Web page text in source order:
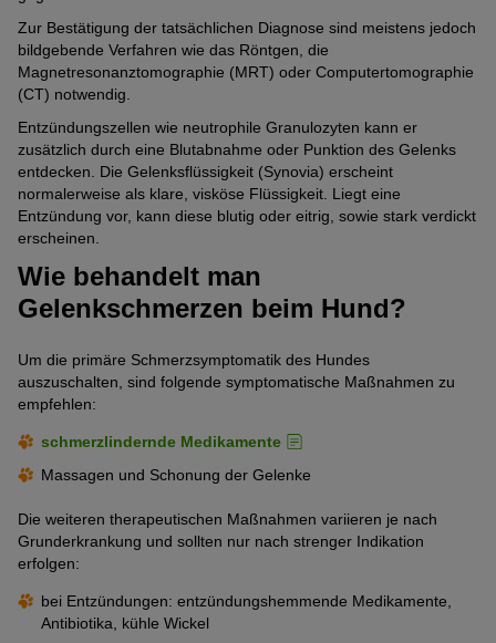
Zur Bestätigung der tatsächlichen Diagnose sind meistens jedoch
bildgebende Verfahren wie das Röntgen, die
Magnetresonanztomographie (MRT) oder Computertomographie
(CT) notwendig.
Entzündungszellen wie neutrophile Granulozyten kann er
zusätzlich durch eine Blutabnahme oder Punktion des Gelenks
entdecken. Die Gelenksflüssigkeit (Synovia) erscheint
normalerweise als klare, visköse Flüssigkeit. Liegt eine
Entzündung vor, kann diese blutig oder eitrig, sowie stark verdickt
erscheinen.
Wie behandelt man
Gelenkschmerzen beim Hund?
Um die primäre Schmerzsymptomatik des Hundes
auszuschalten, sind folgende symptomatische Maßnahmen zu
empfehlen:
schmerzlindernde Medikamente
Massagen und Schonung der Gelenke
Die weiteren therapeutischen Maßnahmen variieren je nach
Grunderkrankung und sollten nur nach strenger Indikation
erfolgen:
bei Entzündungen: entzündungshemmende Medikamente,
Antibiotika, kühle Wickel